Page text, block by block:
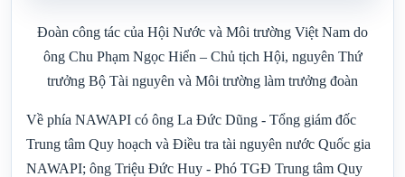
Đoàn công tác của Hội Nước và Môi trường Việt Nam do
ông Chu Phạm Ngọc Hiển – Chủ tịch Hội, nguyên Thứ
trưởng Bộ Tài nguyên và Môi trường làm trưởng đoàn
Về phía NAWAPI có ông La Đức Dũng - Tổng giám đốc
Trung tâm Quy hoạch và Điều tra tài nguyên nước Quốc gia
NAWAPI; ông Triệu Đức Huy - Phó TGĐ Trung tâm Quy